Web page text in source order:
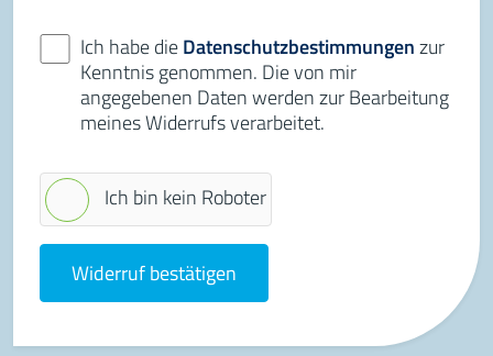
Ich habe dieDatenschutzbestimmungenzur
Kenntnis genommen. Die von mir
angegebenen Daten werden zur Bearbeitung
meines Widerrufs verarbeitet.
Ich bin kein Roboter
Widerruf bestätigen